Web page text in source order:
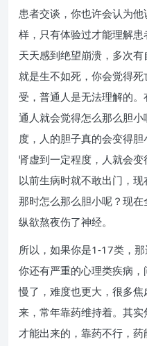
患者交谈，你也许会认为
样，只有体验过才能理解患
天天感到绝望崩溃，多次
就是生不如死，你会觉得
受，普通人是无法理解的
通人就会觉得怎么那么胆
度，人的胆子真的会变得
肾虚到一定程度，人就会
以前生病时就不敢出门，
那时怎么那么胆小呢？现在
纵欲熬夜伤了神经。
所以，如果你是1-17类，
你还有严重的心理类疾病
慢了，难度也更大，很多
来，常年靠药维持着。其
才能出来的，靠药不行，